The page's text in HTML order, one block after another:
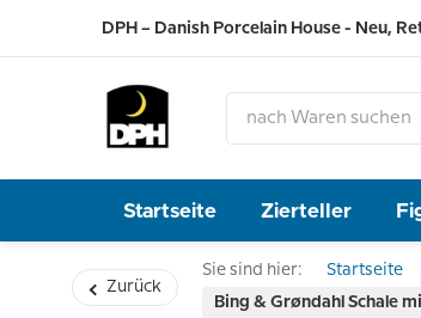
DPH – Danish Porcelain House - Neu,
Startseite Zierteller
Zurück
Sie sind hier: Startseite
Bing & Grøndahl Schale